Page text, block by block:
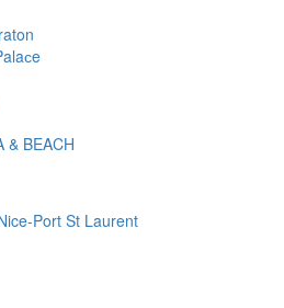
& BEACH
Port St Laurent